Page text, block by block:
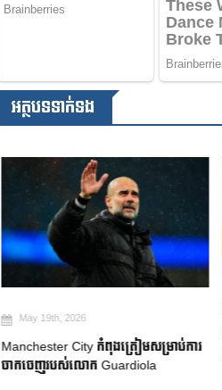
អត្ថបទទាក់ទង
May 19th, 2026
Manchester City កំពុងត្រៀមសម្រាប់ការ
ចាកចេញរបស់លោក Guardiola